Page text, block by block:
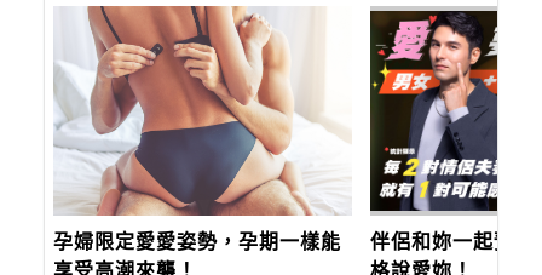
孕婦限定愛愛姿勢，孕期一樣能
伴侶和妳一起預防